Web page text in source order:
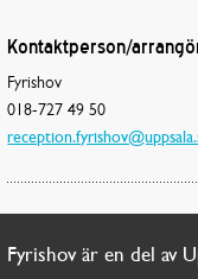
Kontaktperson/
Fyrishov
018-727 49 50
Fyrishov är en del av